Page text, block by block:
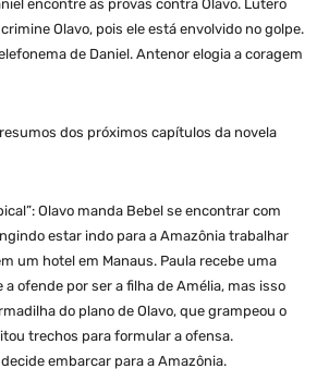
encontre as provas contra Olavo. Lutero
Olavo, pois ele está envolvido no golpe.
de Daniel. Antenor elogia a coragem
dos próximos capítulos da novela
Olavo manda Bebel se encontrar com
estar indo para a Amazônia trabalhar
um hotel em Manaus. Paula recebe uma
a ofende por ser a filha de Amélia, mas isso
do plano de Olavo, que grampeou o
trechos para formular a ofensa.
embarcar para a Amazônia.